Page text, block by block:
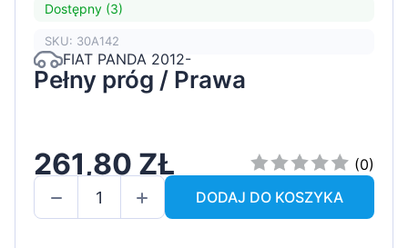
Dostępny (3)
SKU: 30A142
FIAT PANDA 2012-
Pełny próg / Prawa
261,80 ZŁ
(0)
DODAJ DO KOSZYKA